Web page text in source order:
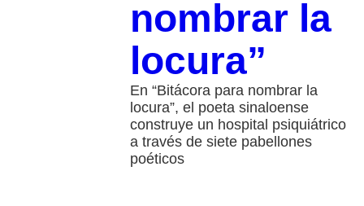
nombrar la
locura”
En “Bitácora para nombrar la
locura”, el poeta sinaloense
construye un hospital psiquiátrico
a través de siete pabellones
poéticos